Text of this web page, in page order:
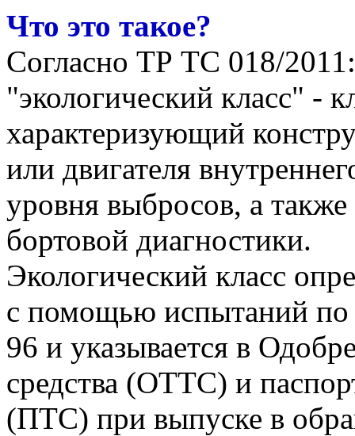
Что это такое?
Согласно ТР ТС 018/2011:
"экологический класс" -
характеризующий
или двигателя
уровня выбросов, а
бортовой диагностики.
Экологический класс
с помощью испытаний
96 и указывается в
средства (ОТТС) и
(ПТС) при выпуске в